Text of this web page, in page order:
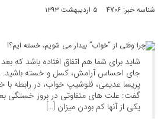
شناسه خبر: 4706 ۵ اردیبهشت ۱۳۹۳
شاید برای شما هم اتفاق افتاده باشد که
جای احساس آرامش، کسل و خسته باشید.
پریسا عدیمی، فلوشیپ خواب، در رابطه
گفت: علت های متفاوتی در بروز خستگی
یکی از آنها کم بودن میزان […]